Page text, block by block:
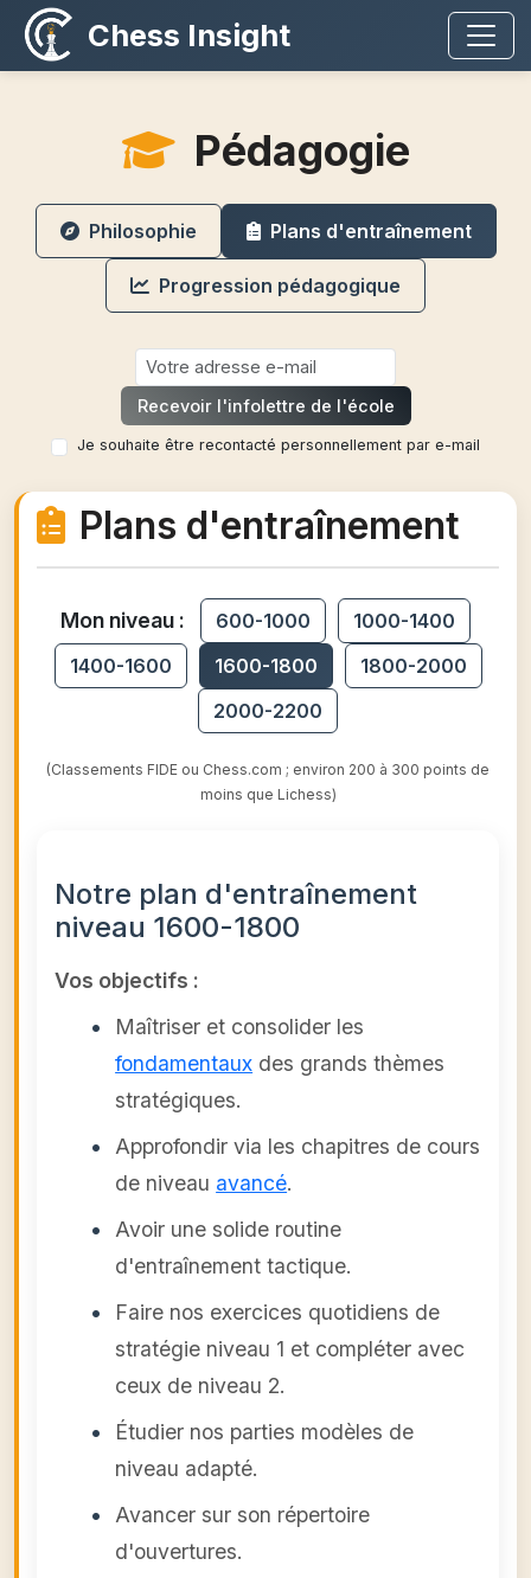
Chess Insight
Pédagogie
Philosophie Plans d'entraînement
Progression pédagogique
Recevoir l'infolettre de l'école
Je souhaite être recontacté personnellement par e-mail
Plans d'entraînement
Mon niveau : 600-1000
1000-1400
1400-1600
1600-1800
1800-2000
2000-2200
(Classements FIDE ou Chess.com ; environ 200 à 300 points de
moins que Lichess)
Notre plan d'entraînement
niveau 1600-1800
Vos objectifs :
Maîtriser et consolider les
fondamentaux des grands thèmes
stratégiques.
Approfondir via les chapitres de cours
de niveau avancé.
Avoir une solide routine
d'entraînement tactique.
Faire nos exercices quotidiens de
stratégie niveau 1 et compléter avec
ceux de niveau 2.
Étudier nos parties modèles de
niveau adapté.
Avancer sur son répertoire
d'ouvertures.